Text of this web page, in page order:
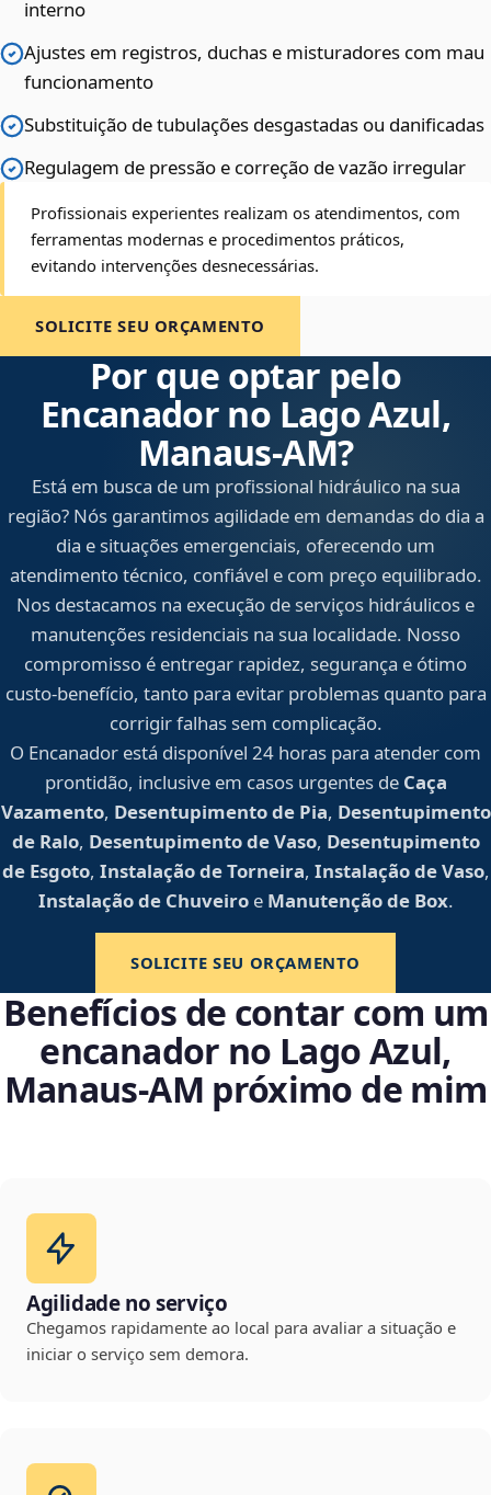
interno
Ajustes em registros, duchas e misturadores com mau
funcionamento
Substituição de tubulações desgastadas ou danificadas
Regulagem de pressão e correção de vazão irregular
Profissionais experientes realizam os atendimentos, com
ferramentas modernas e procedimentos práticos,
evitando intervenções desnecessárias.
SOLICITE SEU ORÇAMENTO
Por que optar pelo
Encanador no Lago Azul,
Manaus‑AM?
Está em busca de um profissional hidráulico na sua
região? Nós garantimos agilidade em demandas do dia a
dia e situações emergenciais, oferecendo um
atendimento técnico, confiável e com preço equilibrado.
Nos destacamos na execução de serviços hidráulicos e
manutenções residenciais na sua localidade. Nosso
compromisso é entregar rapidez, segurança e ótimo
custo-benefício, tanto para evitar problemas quanto para
corrigir falhas sem complicação.
O Encanador está disponível 24 horas para atender com
prontidão, inclusive em casos urgentes de Caça
Vazamento, Desentupimento de Pia, Desentupimento
de Ralo, Desentupimento de Vaso, Desentupimento
de Esgoto, Instalação de Torneira, Instalação de Vaso,
Instalação de Chuveiroe Manutenção de Box.
SOLICITE SEU ORÇAMENTO
Benefícios de contar com um
encanador no Lago Azul,
Manaus‑AM próximo de mim
Agilidade no serviço
Chegamos rapidamente ao local para avaliar a situação e
iniciar o serviço sem demora.